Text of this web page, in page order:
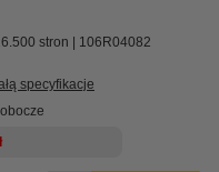
stron 106R04082
specyfikacje